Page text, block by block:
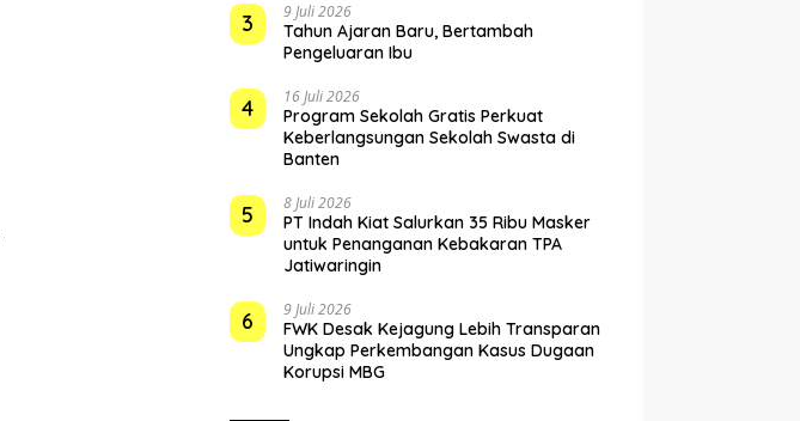
3 9 Juli 2026
Tahun Ajaran Baru, Bertambah
Pengeluaran Ibu
4 16 Juli 2026
Program Sekolah Gratis Perkuat
Keberlangsungan Sekolah Swasta di
Banten
5 8 Juli 2026
PT Indah Kiat Salurkan 35 Ribu Masker
untuk Penanganan Kebakaran TPA
Jatiwaringin
6 9 Juli 2026
FWK Desak Kejagung Lebih Transparan
Ungkap Perkembangan Kasus Dugaan
Korupsi MBG